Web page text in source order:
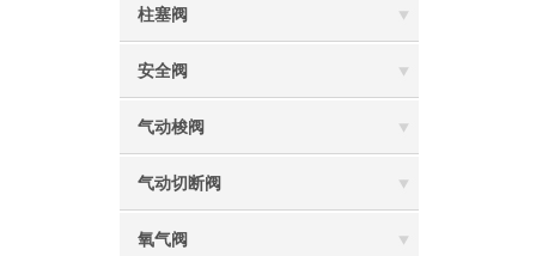
柱塞阀
安全阀
气动梭阀
气动切断阀
氧气阀